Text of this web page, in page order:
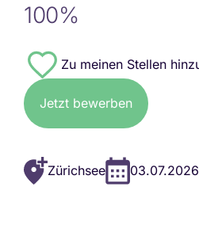
100%
#8771
Jetzt bewerben
Zürichsee 03.07.2026